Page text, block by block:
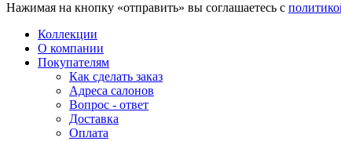
Нажимая на кнопку «отправить» вы соглашаетесь с
Коллекции
О компании
Покупателям
Как сделать заказ
Адреса салонов
Вопрос - ответ
Доставка
Оплата